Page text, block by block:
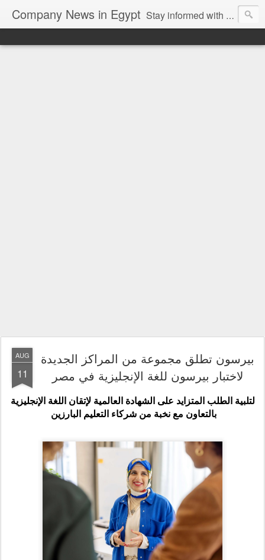
Company News in Egypt Stay informed with the latest company news and developments in Egypt and the region through our unbiased and direct news platform. Our blog publishes press releases and news directly from companies and their PR agencies, giving you a clear and unfiltered view of the industry. Make informed decisions with our easy to follow and clutter-free approach to company news.
AUG
11
بيرسون تطلق مجموعة من المراكز الجديدة
لاختبار بيرسون للغة الإنجليزية في مصر
لتلبية الطلب المتزايد على الشهادة العالمية لإتقان اللغة الإنجليزية
بالتعاون مع نخبة من شركاء التعليم البارزين